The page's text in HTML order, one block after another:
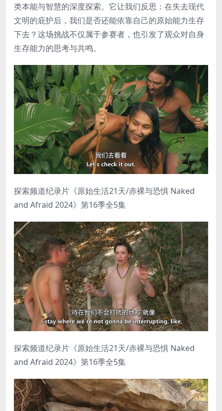
类本能与智慧的深度探索。它让我们反思：在失去现代
文明的庇护后，我们是否还能依靠自己的原始能力生存
下去？这场挑战不仅属于参赛者，也引发了观众对自身
生存能力的思考与共鸣。
探索频道纪录片《原始生活21天/赤裸与恐惧 Naked
and Afraid 2024》第16季全5集
探索频道纪录片《原始生活21天/赤裸与恐惧 Naked
and Afraid 2024》第16季全5集